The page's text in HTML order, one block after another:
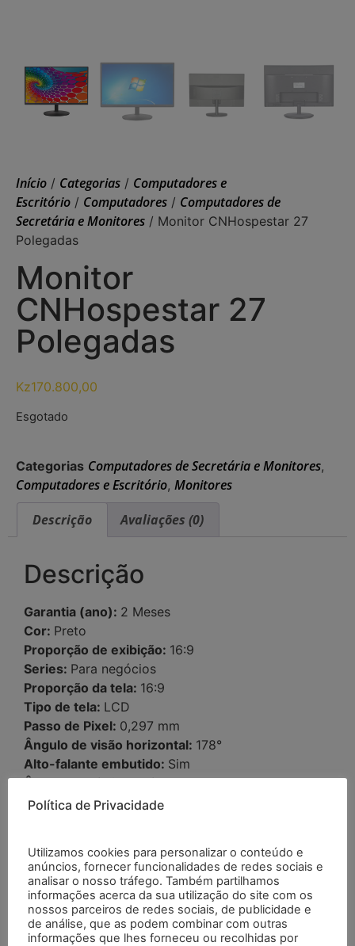
Início / Categorias / Computadores e
Escritório / Computadores / Computadores de
Secretária e Monitores / Monitor CNHospestar 27
Polegadas
Monitor
CNHospestar 27
Polegadas
Kz170.800,00
Esgotado
Categorias Computadores de Secretária e Monitores,
Computadores e Escritório, Monitores
Descrição
Avaliações (0)
Descrição
Garantia (ano): 2 Meses
Cor: Preto
Proporção de exibição: 16:9
Series: Para negócios
Proporção da tela: 16:9
Tipo de tela: LCD
Passo de Pixel: 0,297 mm
Ângulo de visão horizontal: 178°
Alto-falante embutido: Sim
Ângulo de visão vertical:178°
Serviço pós-venda:Central de atendimento e
substituição, reparo, outros
Status dos produtos:Novo
Inscrição:Área de Trabalho
Tempo de resposta:5ms
Brilho:250cd/m
Política de Privacidade
Utilizamos cookies para personalizar o conteúdo e
anúncios, fornecer funcionalidades de redes sociais e
analisar o nosso tráfego. Também partilhamos
informações acerca da sua utilização do site com os
nossos parceiros de redes sociais, de publicidade e
de análise, que as podem combinar com outras
informações que lhes forneceu ou recolhidas por